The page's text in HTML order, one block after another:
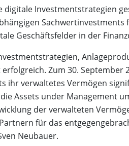
digitale Investmentstrategien
Geschäftsfelder in der
Zum 30.
ihr verwaltetes Vermögen
Assets under Management
der verwalteten
für das
Neubauer.